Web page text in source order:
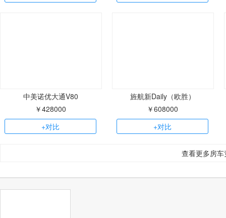
中美诺优大通V80
￥428000
+对比
旌航新Daily（欧胜）
￥608000
+对比
查看更多房